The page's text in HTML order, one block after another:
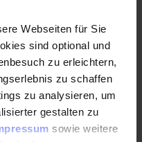
Webseiten für Sie
sind optional und
zu erleichtern,
zu schaffen
zu analysieren, um
gestalten zu
sowie weitere
Überblick über die
des
Raum.
ihre Erkenntnisse
und neuen